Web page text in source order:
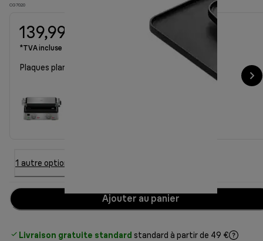
CG7020
139,99 €
*TVA incluse
Plaques plancha, grill
1 autre option
Ajouter au panier
Livraison gratuite standard standard à partir de 49 €